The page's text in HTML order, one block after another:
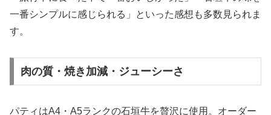
一番シンプルに感じられる」といった感想も多数見られま
す。
肉の質・焼き加減・ジューシーさ
パティはA4・A5ランクの石垣牛を贅沢に使用。オーダー